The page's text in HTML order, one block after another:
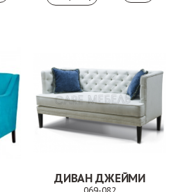
ДИВАН ДЖЕЙМИ